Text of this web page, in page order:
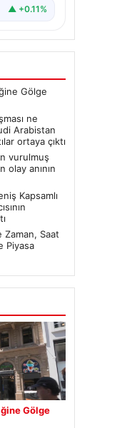
▲ +0.11%
Gölge
ne
Arabistan
ortaya çıktı
vurulmuş
anının
Kapsamlı
Zaman, Saat
Piyasa
Gölge